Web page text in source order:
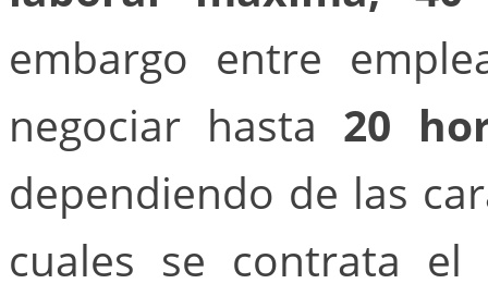
embargo entre
negociar hasta 20
dependiendo de las
cuales se contrata el